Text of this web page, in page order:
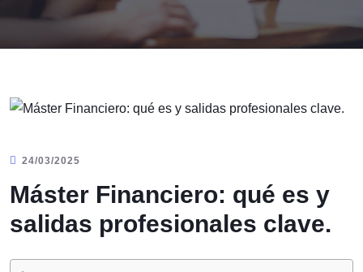
24/03/2025
Máster Financiero: qué es y
salidas profesionales clave.